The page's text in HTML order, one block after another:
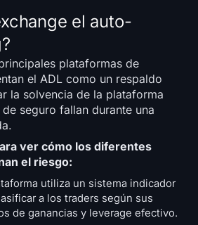
el auto-
plataformas de
el ADL como un respaldo
la solvencia de la plataforma
seguro fallan durante una
ver cómo los diferentes
el riesgo:
utiliza un sistema indicador
a los traders según sus
de ganancias y leverage efectivo.